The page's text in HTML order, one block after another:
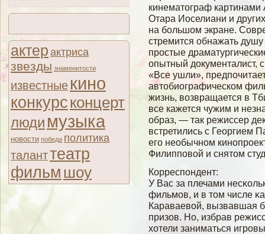
актер актриса
звезды знаменитости
известные кино
конкурсконцерт
люди музыка
новости победа политика
таланттеатр
фильм шоу
кинематограф картинами
Отара Иоселиани и
на большом экране.
стремится обнажать
простые
опытный документалист,
«Все ушли»,
автобиографическом
жизнь, возвращается в
все кажется чужим и
образ, — так режиссер
встретились с Георгием
его необычном
Филипповой и снятом
Корреспондент:
У Вас за плечами
фильмοв, и в том числе
Караваевοй, вызвавшая
призов. Но, избрав
хотели заниматься